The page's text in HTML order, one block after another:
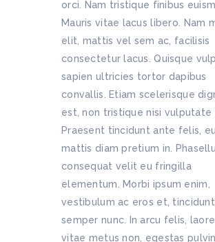
orci. Nam tristique finibus
Mauris vitae lacus libero. Nam
elit, mattis vel sem ac, facilisis
consectetur lacus. Quisque
sapien ultricies tortor dapibus
convallis. Etiam scelerisque
est, non tristique nisi vulputate
Praesent tincidunt ante felis, eu
mattis diam pretium in.
consequat velit eu fringilla
elementum. Morbi ipsum enim,
vestibulum ac eros et, tincidunt
semper nunc. In arcu felis,
vitae metus non, egestas